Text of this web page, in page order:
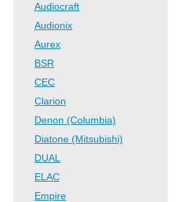
Audiocraft
Audionix
Aurex
BSR
CEC
Clarion
Denon (Columbia)
Diatone (Mitsubishi)
DUAL
ELAC
Empire